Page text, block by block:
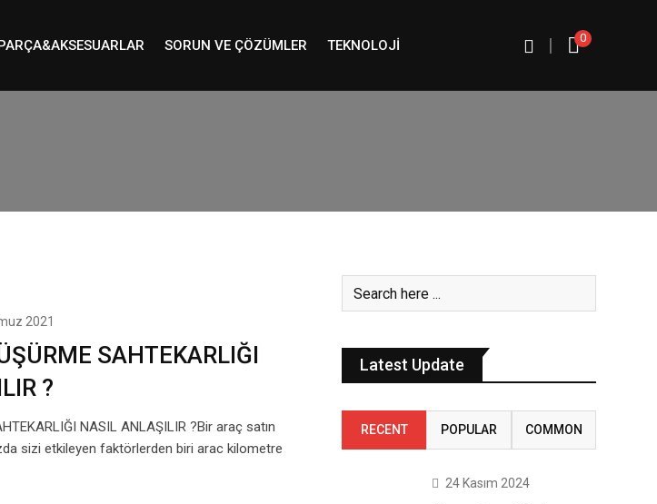
SORUN VE ÇÖZÜMLER TEKNOLOJI 0
|
2021
SAHTEKARLIĞI
?
NASIL ANLAŞILIR ?Bir araç satın
sizi etkileyen faktörlerden biri arac kilometre
Latest Update
RECENT POPULAR COMMON
24 Kasım 2024